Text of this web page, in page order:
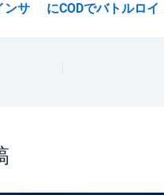
ンサ
にCODでバトルロイ